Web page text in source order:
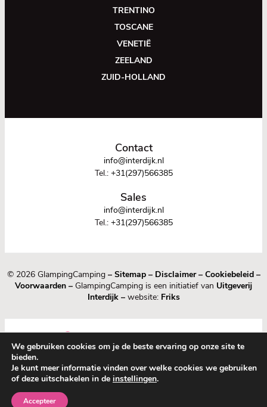
1
TRENTINO
TOSCANE
VENETIË
ZEELAND
ZUID-HOLLAND
Contact
info@interdijk.nl
Tel.: +31(297)566385
Sales
info@interdijk.nl
Tel.: +31(297)566385
© 2026 GlampingCamping – Sitemap– Disclaimer– Cookiebeleid–
Voorwaarden – GlampingCamping is een initiatief van Uitgeverij
Interdijk–website: Friks
We gebruiken cookies om je de beste ervaring op onze site te
bieden.
Je kunt meer informatie vinden over welke cookies we gebruiken
of deze uitschakelen in de instellingen.
Accepteer